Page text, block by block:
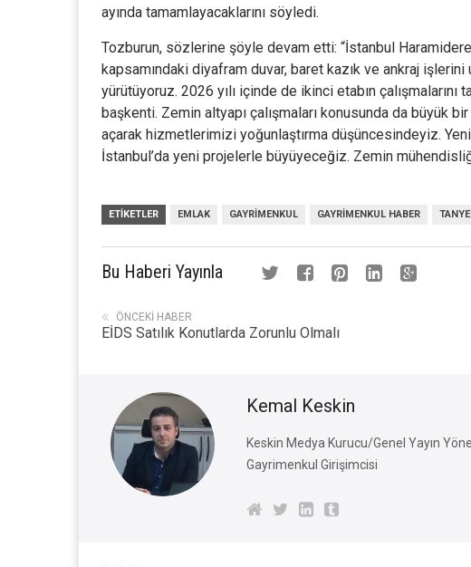
ayında tamamlayacaklarını söyledi.
Tozburun, sözlerine şöyle devam etti: “İstanbul
kapsamındaki diyafram duvar, baret kazık ve ankraj
yürütüyoruz. 2026 yılı içinde de ikinci etabın
başkenti. Zemin altyapı çalışmaları konusunda da büyük
açarak hizmetlerimizi yoğunlaştırma düşüncesindeyiz.
İstanbul’da yeni projelerle büyüyeceğiz. Zemin
ETIKETLER EMLAK GAYRIMENKUL GAYRIMENKUL HABER
Bu Haberi Yayınla
ÖNCEKI HABER
EİDS Satılık Konutlarda Zorunlu Olmalı
Kemal Keskin
Keskin Medya Kurucu/Genel Yayın
Gayrimenkul Girişimcisi